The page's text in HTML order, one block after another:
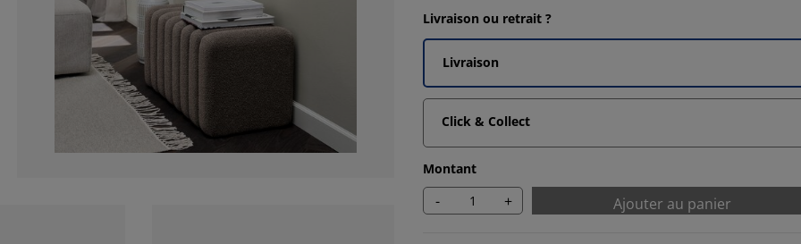
Livraison ou retrait ?
Livraison
Click & Collect
Montant
- + Ajouter au panier